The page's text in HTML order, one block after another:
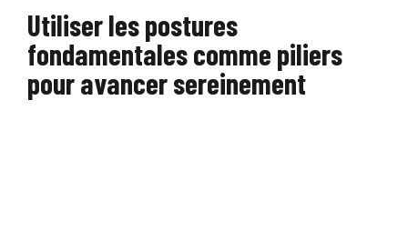
Utiliser les postures
fondamentales comme piliers
pour avancer sereinement